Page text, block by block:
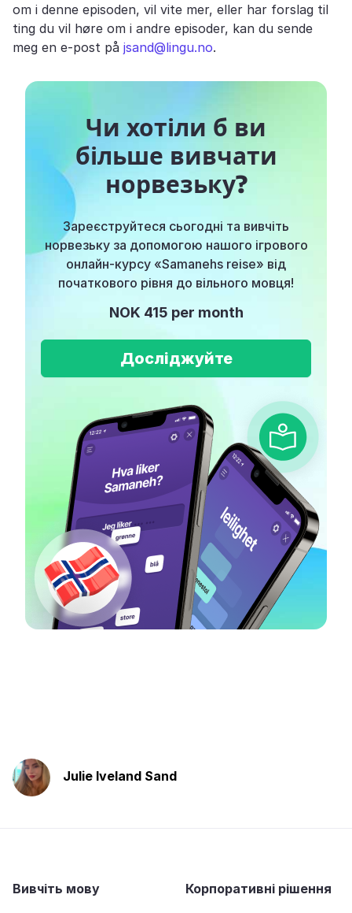
om i denne episoden, vil vite mer, eller har forslag til
ting du vil høre om i andre episoder, kan du sende
meg en e-post på jsand@lingu.no.
Чи хотіли б ви
більше вивчати
норвезьку?
Зареєструйтеся сьогодні та вивчіть
норвезьку за допомогою нашого ігрового
онлайн-курсу «Samanehs reise» від
початкового рівня до вільного мовця!
NOK 415 per month
Досліджуйте
Julie Iveland Sand
Вивчіть мову Корпоративні рішення